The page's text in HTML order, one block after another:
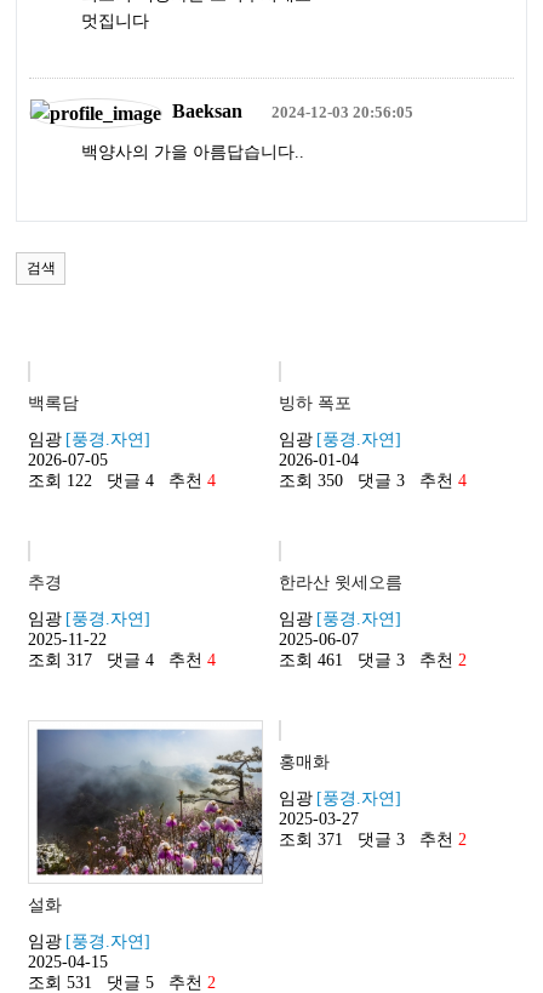
멋집니다
Baeksan 2024-12-03 20:56:05
백양사의 가을 아름답습니다..
검색
백록담
임광 [풍경.자연]
2026-07-05
조회 122
댓글 4 추천4
빙하 폭포
임광 [풍경.자연]
2026-01-04
조회 350
댓글 3 추천4
추경
임광 [풍경.자연]
2025-11-22
조회 317
댓글 4 추천4
한라산 윗세오름
임광 [풍경.자연]
2025-06-07
조회 461
댓글 3 추천 2
설화
임광 [풍경.자연]
2025-04-15
조회 531
댓글 5 추천 2
홍매화
임광 [풍경.자연]
2025-03-27
조회 371
댓글 3 추천 2